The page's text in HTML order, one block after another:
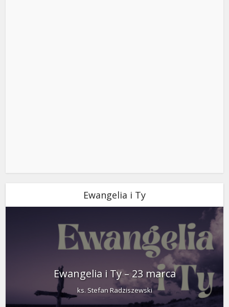
Ewangelia i Ty
Ewangelia i Ty – 23 marca
ks. Stefan Radziszewski